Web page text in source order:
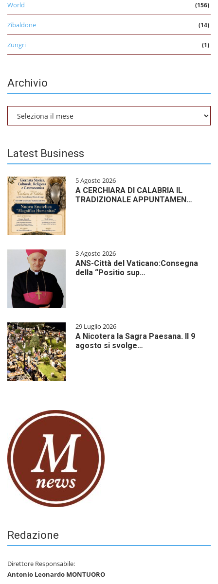
World (156)
Zibaldone (14)
Zungri (1)
Archivio
Latest Business
5 Agosto 2026
A CERCHIARA DI CALABRIA IL
TRADIZIONALE APPUNTAMEN…
3 Agosto 2026
ANS-Città del Vaticano:Consegna
della “Positio sup…
29 Luglio 2026
A Nicotera la Sagra Paesana. Il 9
agosto si svolge…
Redazione
Direttore Responsabile:
Antonio Leonardo MONTUORO